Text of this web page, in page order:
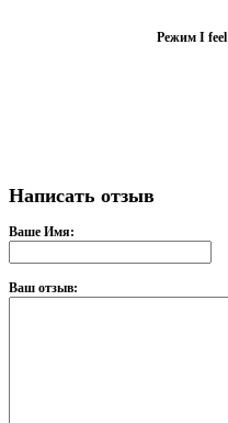
Режим I feel
Написать отзыв
Ваше Имя:
Ваш отзыв: